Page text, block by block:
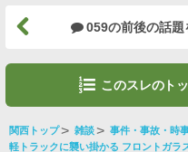
059の前後の話題
このスレのト
関西トップ 雑談 事件・事故・時
軽トラックに襲い掛かる フロントガラ